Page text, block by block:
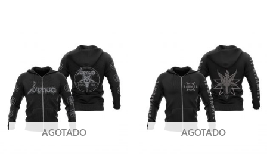
AGOTADO
precios:
desde
$750
hasta
$800
AGOTADO
precios:
desde
$750
hasta
$800